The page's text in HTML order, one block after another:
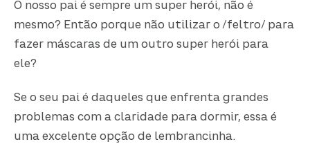
O nosso pai é sempre um super herói, não é
mesmo? Então porque não utilizar o /feltro/ para
fazer máscaras de um outro super herói para
ele?
Se o seu pai é daqueles que enfrenta grandes
problemas com a claridade para dormir, essa é
uma excelente opção de lembrancinha.